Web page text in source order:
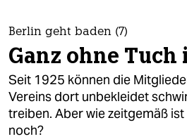
themen
politik
öko
gesellschaft
Berlin geht baden (7)
Ganz ohne Tuch
Seit 1925 können die
Vereins dort unbekleidet
treiben. Aber wie zeitgemäß
noch?